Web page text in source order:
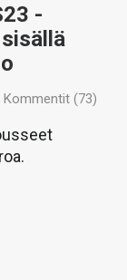
-
Kommentit (73)